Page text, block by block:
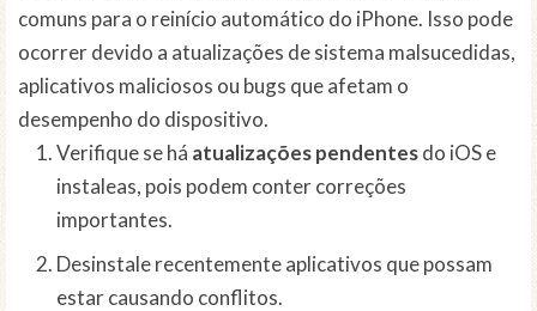
comuns para o reinício automático do iPhone. Isso pode
ocorrer devido a atualizações de sistema malsucedidas,
aplicativos maliciosos ou bugs que afetam o
desempenho do dispositivo.
Verifique se há atualizações pendentesdo iOS e
instaleas, pois podem conter correções
importantes.
Desinstale recentemente aplicativos que possam
estar causando conflitos.